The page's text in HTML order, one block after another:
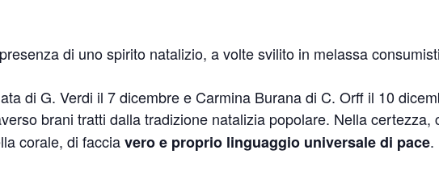
di uno spirito natalizio, a volte svilito in melassa
di G. Verdi il 7 dicembre e Carmina Burana di C. Orff il 10
brani tratti dalla tradizione natalizia popolare. Nella certezza,
corale, di facciavero e proprio linguaggio universale di pace.